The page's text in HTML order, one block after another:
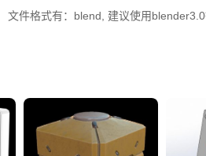
文件格式有：blend, 建议使用